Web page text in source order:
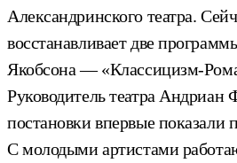
Александринского театра.
восстанавливает две
Якобсона — «Классицизм-
Руководитель театра Андриан
постановки впервые показали
С молодыми артистами